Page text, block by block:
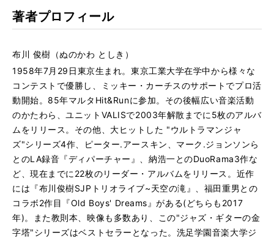
著者プロフィール
布川 俊樹（ぬのかわ としき）
1958年7月29日東京生まれ。東京工業大学在学中から様々な
コンテストで優勝し、ミッキー・カーチスのサポートでプロ活
動開始。85年マルタHit&Runに参加。その後幅広い音楽活動
のかたわら、ユニットVALISで2003年解散までに5枚のアルバ
ムをリリース。その他、大ヒットした "ウルトラマンジャ
ズ"シリーズ4作、ピーター.アースキン、マーク.ジョンソンら
とのLA録音『ディパーチャー』、納浩一とのDuoRama3作な
ど、現在までに22枚のリーダー・アルバムをリリース。近作
には『布川俊樹SJPトリオライブ~天空の滝』、福田重男との
コラボ2作目『Old Boys' Dreams』がある(どちらも2017
年)。また教則本、映像も多数あり、この"ジャズ・ギターの金
字塔"シリーズはベストセラーとなった。洗足学園音楽大学ジ